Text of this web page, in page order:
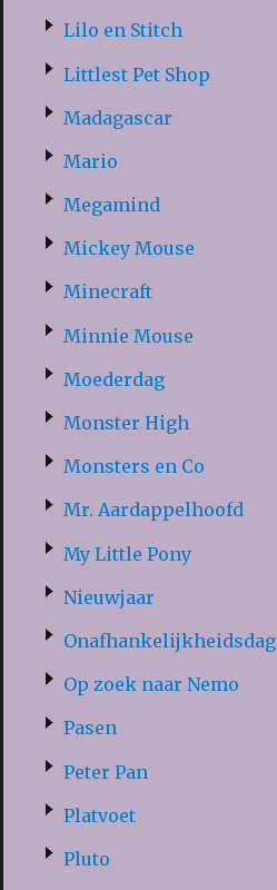
Lilo en Stitch
Littlest Pet Shop
Madagascar
Mario
Megamind
Mickey Mouse
Minecraft
Minnie Mouse
Moederdag
Monster High
Monsters en Co
Mr. Aardappelhoofd
My Little Pony
Nieuwjaar
Onafhankelijkheidsdag
Op zoek naar Nemo
Pasen
Peter Pan
Platvoet
Pluto